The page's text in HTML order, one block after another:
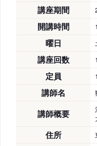
講座期間
開講時間
曜日
講座回数
定員
講師名
講師概要
住所